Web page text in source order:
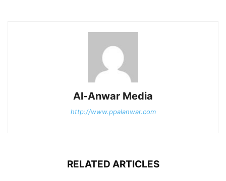
Al-Anwar Media
http://www.ppalanwar.com
RELATED ARTICLES